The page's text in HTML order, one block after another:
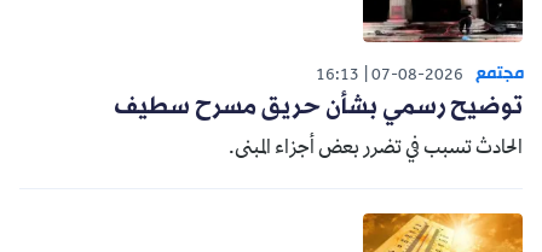
مجتمع 07-08-2026
16:13
توضيح رسمي بشأن حريق مسرح سطيف
الحادث تسبب في تضرر بعض أجزاء المبنى.